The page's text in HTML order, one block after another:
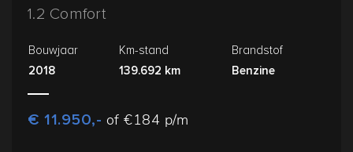
1.2 Comfort
Bouwjaar
2018
Km-stand
139.692 km
Brandstof
Benzine
€ 11.950,- of €184 p/m